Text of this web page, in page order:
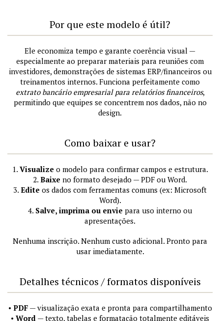
Por que este modelo é útil?
Ele economiza tempo e garante coerência visual —
especialmente ao preparar materiais para reuniões com
investidores, demonstrações de sistemas ERP/financeiros ou
treinamentos internos. Funciona perfeitamente como
extrato bancário empresarial para relatórios financeiros,
permitindo que equipes se concentrem nos dados, não no
design.
Como baixar e usar?
1. Visualize o modelo para confirmar campos e estrutura.
2. Baixe no formato desejado — PDF ou Word.
3. Edite os dados com ferramentas comuns (ex: Microsoft
Word).
4. Salve, imprima ou envie para uso interno ou
apresentações.
Nenhuma inscrição. Nenhum custo adicional. Pronto para
usar imediatamente.
Detalhes técnicos / formatos disponíveis
• PDF— visualização exata e pronta para compartilhamento
• Word — texto, tabelas e formatação totalmente editáveis